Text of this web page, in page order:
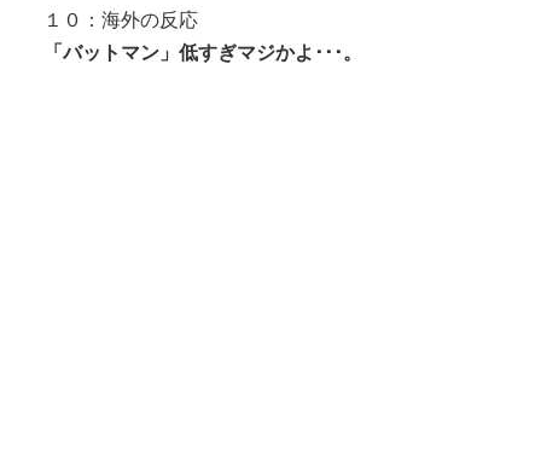
１０：海外の反応
「バットマン」低すぎマジかよ･･･。